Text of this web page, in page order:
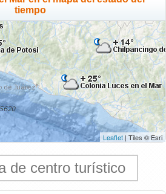
tiempo
Leaflet | Tiles © Esri